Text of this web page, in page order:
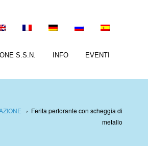
S.S.N. INFO EVENTI
› Ferita perforante con scheggia di
metallo